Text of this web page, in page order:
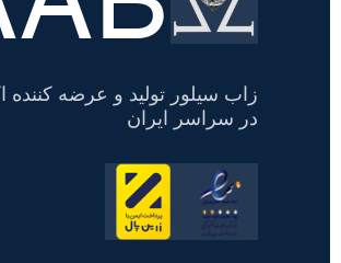
زاب سیلور تولید و عرضه
در سراسر ایران